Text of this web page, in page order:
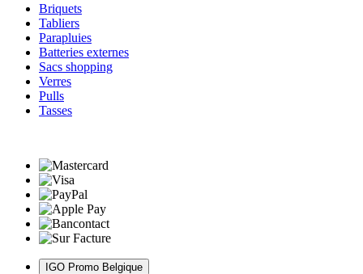
Briquets
Tabliers
Parapluies
Batteries externes
Sacs shopping
Verres
Pulls
Tasses
IGO Promo Belgique